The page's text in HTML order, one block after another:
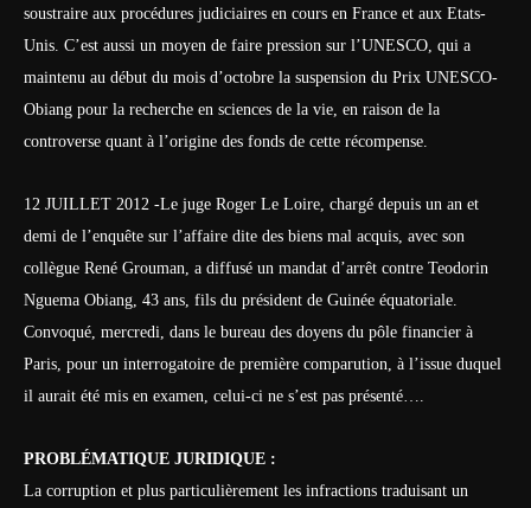
soustraire aux procédures judiciaires en cours en France et aux Etats-
Unis. C’est aussi un moyen de faire pression sur l’UNESCO, qui a
maintenu au début du mois d’octobre la suspension du Prix UNESCO-
Obiang pour la recherche en sciences de la vie, en raison de la
controverse quant à l’origine des fonds de cette récompense.
12 JUILLET 2012 -Le juge Roger Le Loire, chargé depuis un an et
demi de l’enquête sur l’affaire dite des biens mal acquis, avec son
collègue René Grouman, a diffusé un mandat d’arrêt contre Teodorin
Nguema Obiang, 43 ans, fils du président de Guinée équatoriale.
Convoqué, mercredi, dans le bureau des doyens du pôle financier à
Paris, pour un interrogatoire de première comparution, à l’issue duquel
il aurait été mis en examen, celui-ci ne s’est pas présenté….
PROBLÉMATIQUE JURIDIQUE :
La corruption et plus particulièrement les infractions traduisant un